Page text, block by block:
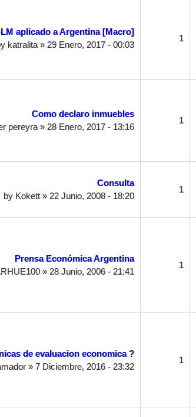
aplicado a Argentina [Macro]
katralita» 29 Enero, 2017 - 00:03
1
Como declaro inmuebles
pereyra» 28 Enero, 2017 - 13:16
1
Consulta
by Kokett» 22 Junio, 2008 - 18:20
1
Prensa Económica Argentina
» 28 Junio, 2006 - 21:41
1
de evaluacion economica ?
» 7 Diciembre, 2016 - 23:32
1